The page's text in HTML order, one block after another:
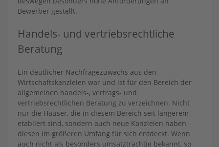
Bewerber gestellt.
Handels- und vertriebsrechtliche
Beratung
Ein deutlicher Nachfragezuwachs aus den
Wirtschaftskanzleien war und ist für den Bereich der
allgemeinen handels-, vertrags- und
vertriebsrechtlichen Beratung zu verzeichnen. Nicht
nur die Häuser, die in diesem Bereich seit längerem
etabliert sind, sondern auch neue Kanzleien haben
diesen im größeren Umfang für sich entdeckt. Wenn
auch nicht als besonders umsatzträchtig bekannt, so